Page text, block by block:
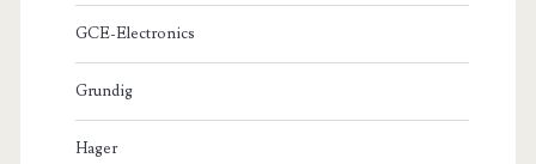
GCE-Electronics
Grundig
Hager